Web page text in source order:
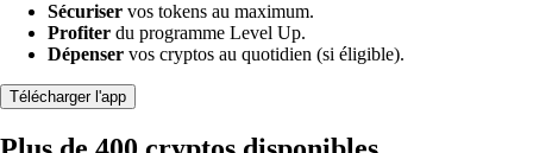
Sécuriser vos tokens au maximum.
Profiter du programme Level Up.
Dépenser vos cryptos au quotidien (si éligible).
Télécharger l'app